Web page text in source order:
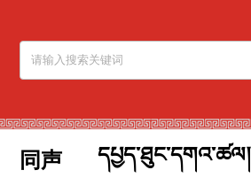
同声 དཔྱད་ཐུང་དགའ་ཚལ།